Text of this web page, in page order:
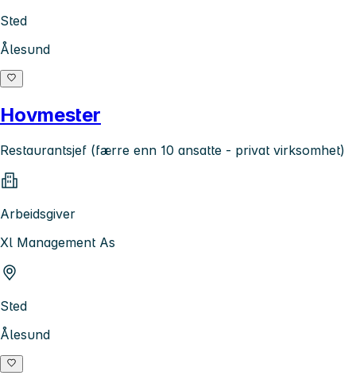
Sted
Ålesund
Hovmester
Restaurantsjef (færre enn 10 ansatte - privat virksomhet)
Arbeidsgiver
Xl Management As
Sted
Ålesund